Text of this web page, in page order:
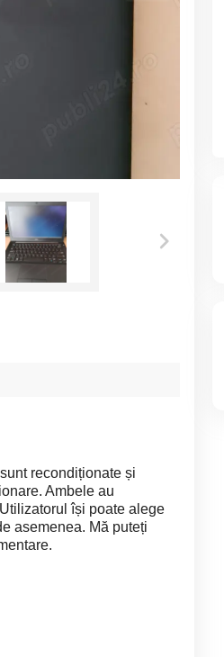
recondiționate și
Ambele au
își poate alege
asemenea. Mă puteți